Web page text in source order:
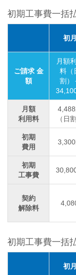
初期工事費一括
初月
ご請求 金
額
月額
料（
割）
月額
利用料
4,488
（日割
初期
費用
3,300
初期
工事費
契約
解除料
初期工事費一括
初月